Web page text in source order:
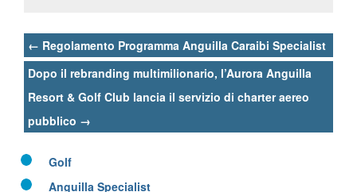
Post
navigation
← Regolamento Programma Anguilla Caraibi Specialist
Dopo il rebranding multimilionario, l’Aurora Anguilla
Resort & Golf Club lancia il servizio di charter aereo
pubblico →
Golf
Anguilla Specialist